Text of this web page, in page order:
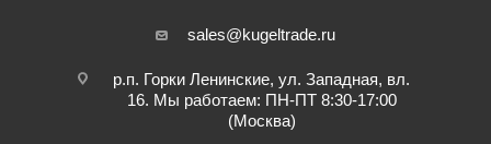
sales@kugeltrade.ru
р.п. Горки Ленинские, ул. Западная, вл.
16. Мы работаем: ПН-ПТ 8:30-17:00
(Москва)